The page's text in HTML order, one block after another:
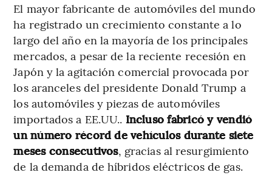
El mayor fabricante de automóviles del mundo
ha registrado un crecimiento constante a lo
largo del año en la mayoría de los principales
mercados, a pesar de la reciente recesión en
Japón y la agitación comercial provocada por
los aranceles del presidente Donald Trump a
los automóviles y piezas de automóviles
importados a EE.UU.. Incluso fabricó y vendió
un número récord de vehículos durante siete
meses consecutivos, gracias al resurgimiento
de la demanda de híbridos eléctricos de gas.